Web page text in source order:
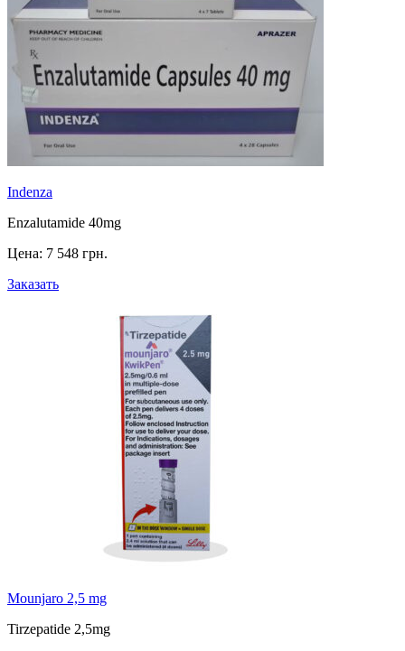
Indenza
Enzalutamide 40mg
Цена: 7 548 грн.
Заказать
Mounjaro 2,5 mg
Tirzepatide 2,5mg